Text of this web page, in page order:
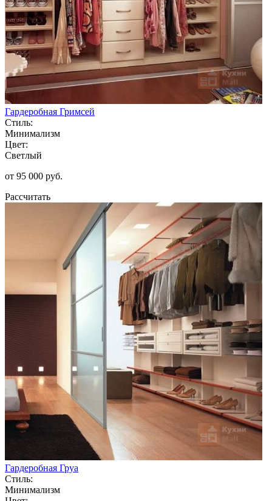
Гардеробная Гримсей
Стиль:
Минимализм
Цвет:
Светлый
от 95 000 руб.
Рассчитать
Гардеробная Груа
Стиль:
Минимализм